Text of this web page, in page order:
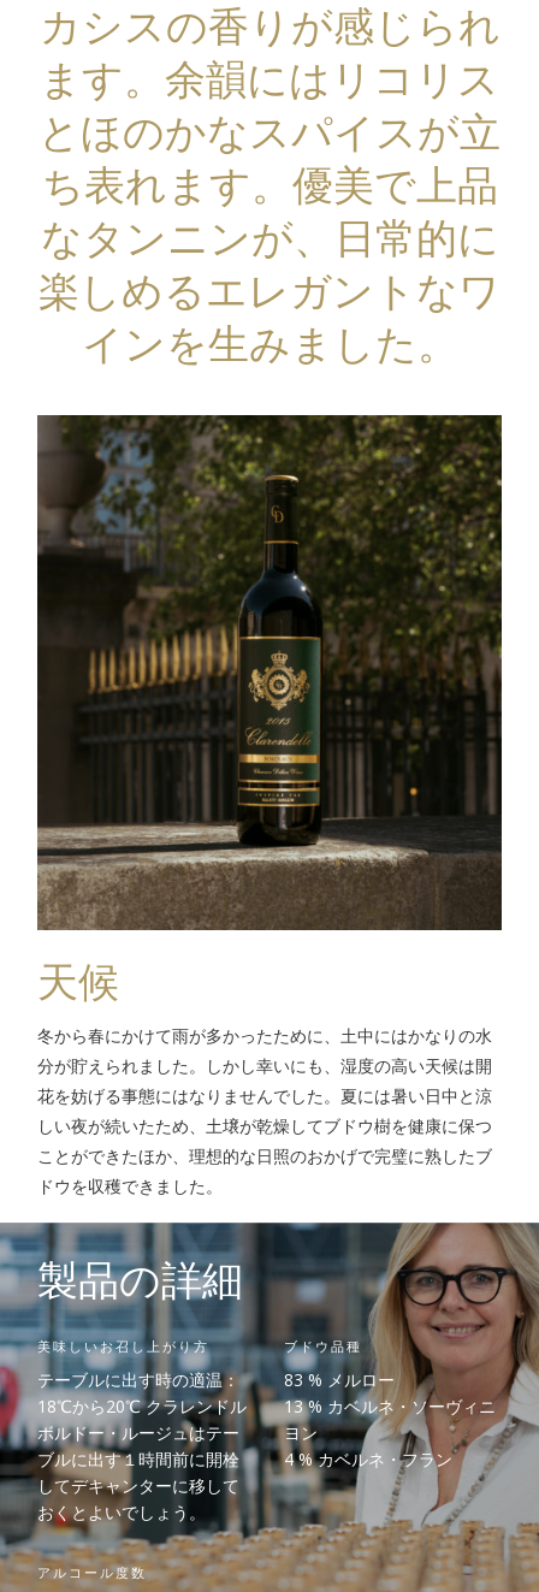
カシスの香りが感じられ
ます。余韻にはリコリス
とほのかなスパイスが立
ち表れます。優美で上品
なタンニンが、日常的に
楽しめるエレガントなワ
インを生みました。
天候
冬から春にかけて雨が多かったために、土中にはかなりの水
分が貯えられました。しかし幸いにも、湿度の高い天候は開
花を妨げる事態にはなりませんでした。夏には暑い日中と涼
しい夜が続いたため、土壌が乾燥してブドウ樹を健康に保つ
ことができたほか、理想的な日照のおかげで完璧に熟したブ
ドウを収穫できました。
製品の詳細
美味しいお召し上がり方
テーブルに出す時の適温：
18℃から20℃ クラレンドル
ボルドー・ルージュはテー
ブルに出す１時間前に開栓
してデキャンターに移して
おくとよいでしょう。
ブドウ品種
83 % メルロー
13 % カベルネ・ソーヴィニ
ヨン
4 % カベルネ・フラン
アルコール度数